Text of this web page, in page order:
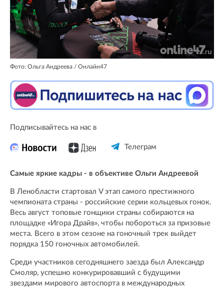
Фото: Ольга Андреева / Онлайн47
Подписывайтесь на нас в
Телеграм
Самые яркие кадры - в объективе Ольги Андреевой
В Ленобласти стартовал V этап самого престижного
чемпионата страны - российские серии кольцевых гонок.
Весь август топовые гонщики страны собираются на
площадке «Игора Драйв», чтобы побороться за призовые
места. Всего в этом сезоне на гоночный трек выйдет
порядка 150 гоночных автомобилей.
Среди участников сегодняшнего заезда был Александр
Смоляр, успешно конкурировавший с будущими
звездами мирового автоспорта в международных